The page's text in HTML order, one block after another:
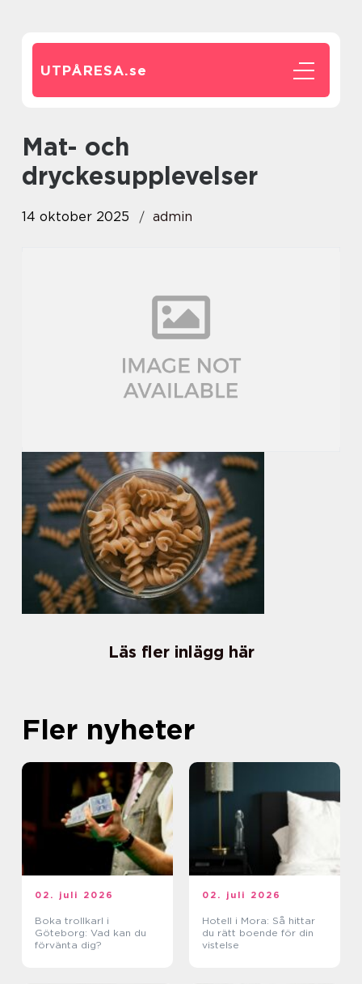
UTPÅRESA.se
Mat- och
dryckesupplevelser
14 oktober 2025 admin
Läs fler inlägg här
Fler nyheter
02. juli 2026
Boka trollkarl i
Göteborg: Vad kan du
förvänta dig?
02. juli 2026
Hotell i Mora: Så hittar
du rätt boende för din
vistelse